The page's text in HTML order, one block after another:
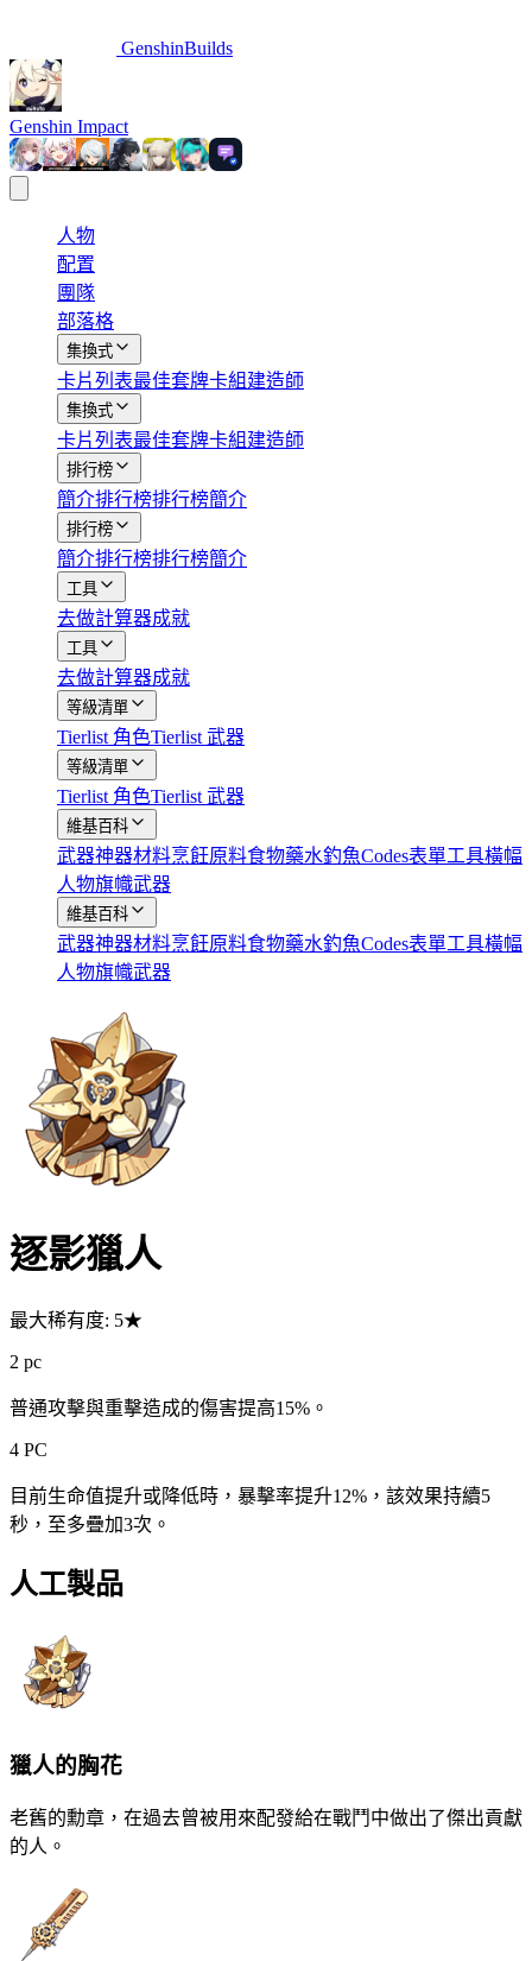
GenshinBuilds
Genshin Impact
人物
配置
團隊
部落格
集換式
卡片列表最佳套牌卡組建造師
集換式
卡片列表最佳套牌卡組建造師
排行榜
簡介排行榜排行榜簡介
排行榜
簡介排行榜排行榜簡介
工具
去做計算器成就
工具
去做計算器成就
等級清單
Tierlist 角色Tierlist 武器
等級清單
Tierlist 角色Tierlist 武器
維基百科
武器神器材料烹飪原料食物藥水釣魚Codes表單工具橫幅
人物旗幟武器
維基百科
武器神器材料烹飪原料食物藥水釣魚Codes表單工具橫幅
人物旗幟武器
逐影獵人
最大稀有度: 5★
2 pc
普通攻擊與重擊造成的傷害提高15%。
4 PC
目前生命值提升或降低時，暴擊率提升12%，該效果持續5
秒，至多疊加3次。
人工製品
獵人的胸花
老舊的勳章，在過去曾被用來配發給在戰鬥中做出了傑出貢獻
的人。